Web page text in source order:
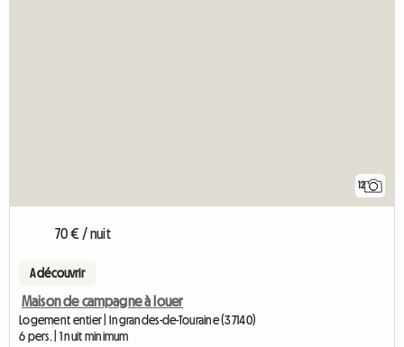
12
70 € / nuit
A découvrir
Maison de campagne à louer
Logement entier | Ingrandes-de-Touraine (37140)
6 pers. | 1 nuit minimum